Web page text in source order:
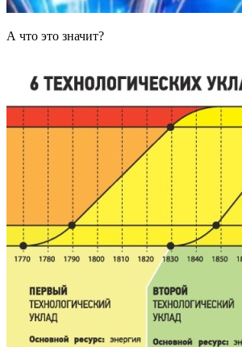
А что это значит?